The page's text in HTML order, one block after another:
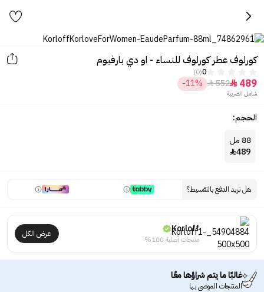
كورلوف عطر كورلوف للنساء - او دي بارفيوم
0
(0)
489

552

-11%
شامل الضريبة
الحجم:
88 مل
489

هل تريد الدفع بالتقسيط؟
Korloff
منتجات أصلية 100%
عرض الكل
غالبًا ما يتم شراؤها معًا
المنتجات الموصى بها